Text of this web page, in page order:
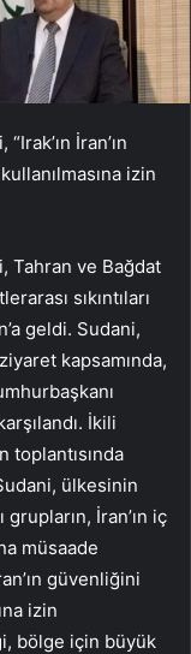
İran’ın
izin
Tahran ve Bağdat
sıkıntıları
geldi. Sudani,
kapsamında,
İkili
toplantısında
ülkesinin
İran’ın iç
müsaade
güvenliğini
izin
bölge için büyük